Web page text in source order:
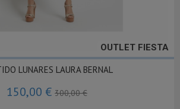
OUTLET FIESTA
LUNARES LAURA BERNAL
150,00 € 300,00 €